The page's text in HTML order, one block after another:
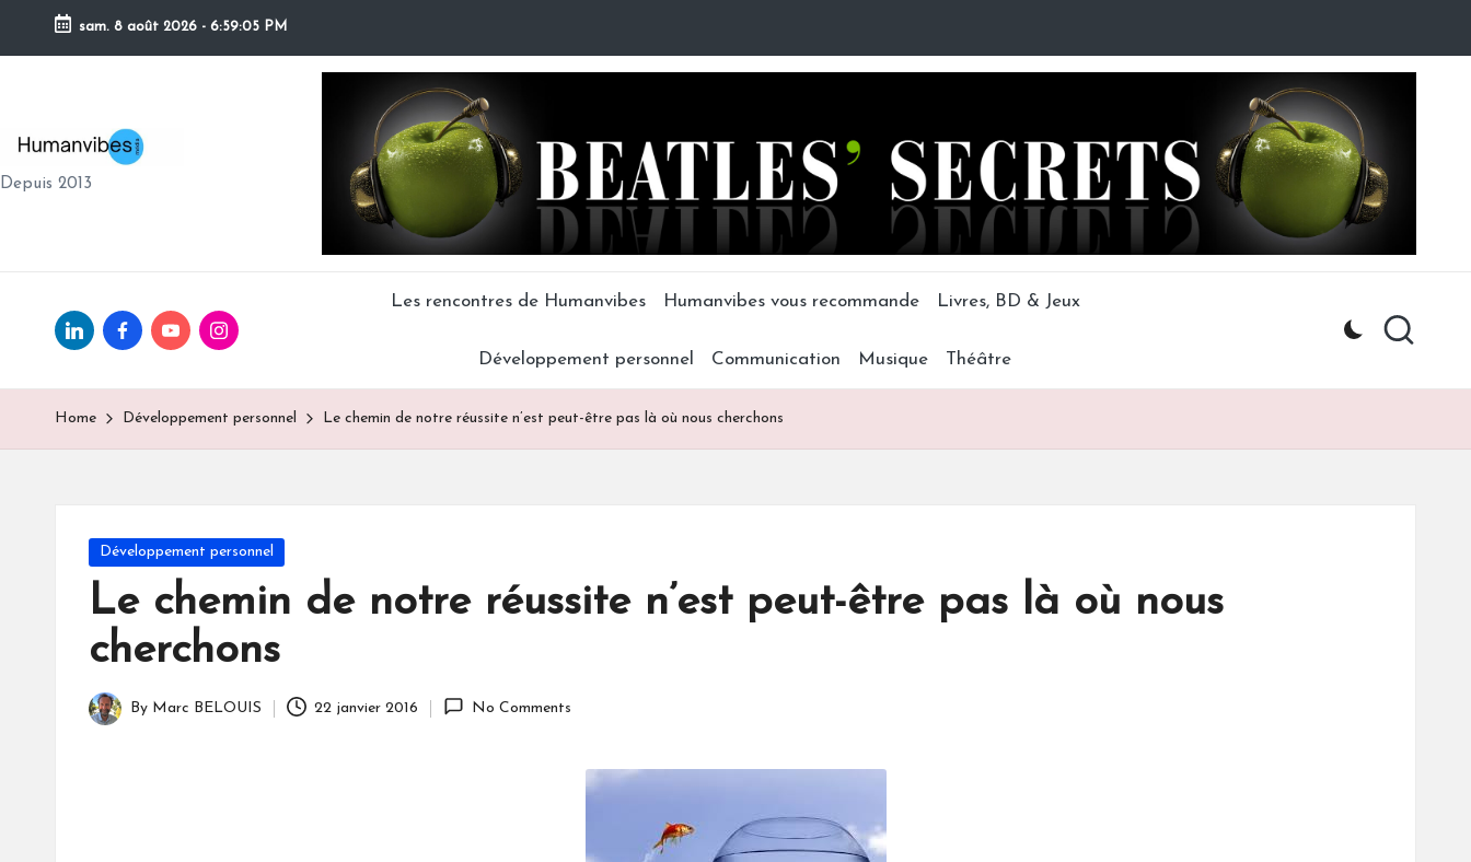
Skip
sam. 8 août 2026 - 6:59:06 PM
H
U
V
IB
Depuis 2013
Linkedin.comfacebook.com
Youtube.comInstagram.com
Les rencontres de Humanvibes Humanvibes vous recommande Livres, BD & Jeux
Développement personnel Communication Musique Théâtre
Home Développement personnel Le chemin de notre réussite n’est peut-être pas là où nous cherchons
Posted
Développement personnel
Le chemin de notre réussite n’est peut-être pas là où nous
cherchons
Posted
By Marc BELOUIS 22 janvier 2016 No Comments